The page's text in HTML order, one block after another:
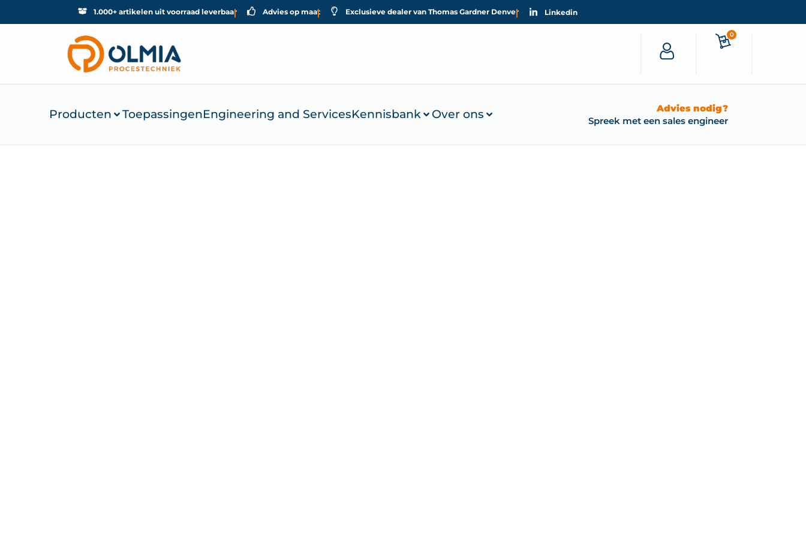
1.000+ artikelen uit voorraad leverbaar Advies op maat Exclusieve dealer van Thomas Gardner Denver Linkedin
0
Producten ToepassingenEngineering and ServicesKennisbank Over ons
Advies nodig?
Spreek met een sales engineer